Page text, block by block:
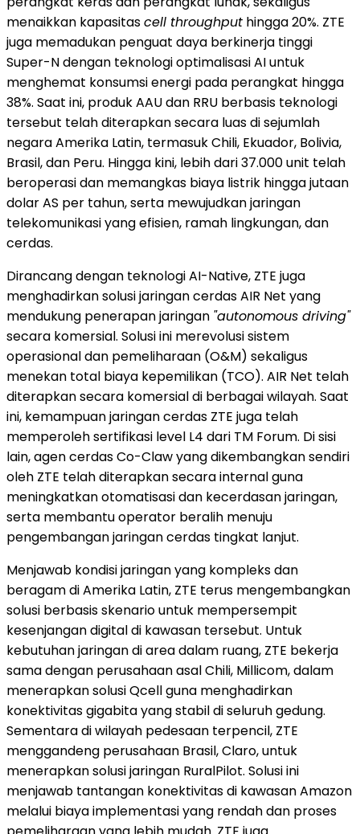
menaikkan kapasitascell throughput hingga 20%. ZTE
juga memadukan penguat daya berkinerja tinggi
Super-N dengan teknologi optimalisasi AI untuk
menghemat konsumsi energi pada perangkat hingga
38%. Saat ini, produk AAU dan RRU berbasis teknologi
tersebut telah diterapkan secara luas di sejumlah
negara Amerika Latin, termasuk Chili, Ekuador, Bolivia,
Brasil, dan Peru. Hingga kini, lebih dari 37.000 unit telah
beroperasi dan memangkas biaya listrik hingga jutaan
dolar AS per tahun, serta mewujudkan jaringan
telekomunikasi yang efisien, ramah lingkungan, dan
cerdas.
Dirancang dengan teknologi AI-Native, ZTE juga
menghadirkan solusi jaringan cerdas AIR Net yang
mendukung penerapan jaringan "autonomous driving"
secara komersial. Solusi ini merevolusi sistem
operasional dan pemeliharaan (O&M) sekaligus
menekan total biaya kepemilikan (TCO). AIR Net telah
diterapkan secara komersial di berbagai wilayah. Saat
ini, kemampuan jaringan cerdas ZTE juga telah
memperoleh sertifikasi level L4 dari TM Forum. Di sisi
lain, agen cerdas Co-Claw yang dikembangkan sendiri
oleh ZTE telah diterapkan secara internal guna
meningkatkan otomatisasi dan kecerdasan jaringan,
serta membantu operator beralih menuju
pengembangan jaringan cerdas tingkat lanjut.
Menjawab kondisi jaringan yang kompleks dan
beragam di Amerika Latin, ZTE terus mengembangkan
solusi berbasis skenario untuk mempersempit
kesenjangan digital di kawasan tersebut. Untuk
kebutuhan jaringan di area dalam ruang, ZTE bekerja
sama dengan perusahaan asal Chili, Millicom, dalam
menerapkan solusi Qcell guna menghadirkan
konektivitas gigabita yang stabil di seluruh gedung.
Sementara di wilayah pedesaan terpencil, ZTE
menggandeng perusahaan Brasil, Claro, untuk
menerapkan solusi jaringan RuralPilot. Solusi ini
menjawab tantangan konektivitas di kawasan Amazon
melalui biaya implementasi yang rendah dan proses